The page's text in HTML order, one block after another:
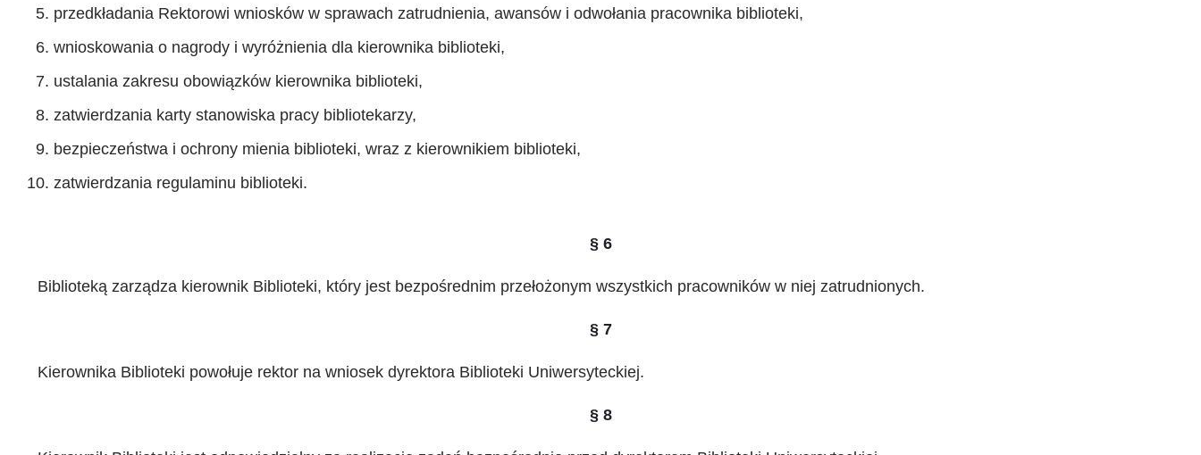
przedkładania Rektorowi wniosków w sprawach zatrudnienia, awansów i odwołania pracownika biblioteki,
wnioskowania o nagrody i wyróżnienia dla kierownika biblioteki,
ustalania zakresu obowiązków kierownika biblioteki,
zatwierdzania karty stanowiska pracy bibliotekarzy,
bezpieczeństwa i ochrony mienia biblioteki, wraz z kierownikiem biblioteki,
zatwierdzania regulaminu biblioteki.
§ 6
Biblioteką zarządza kierownik Biblioteki, który jest bezpośrednim przełożonym wszystkich pracowników w niej zatrudnionych.
§ 7
Kierownika Biblioteki powołuje rektor na wniosek dyrektora Biblioteki Uniwersyteckiej.
§ 8